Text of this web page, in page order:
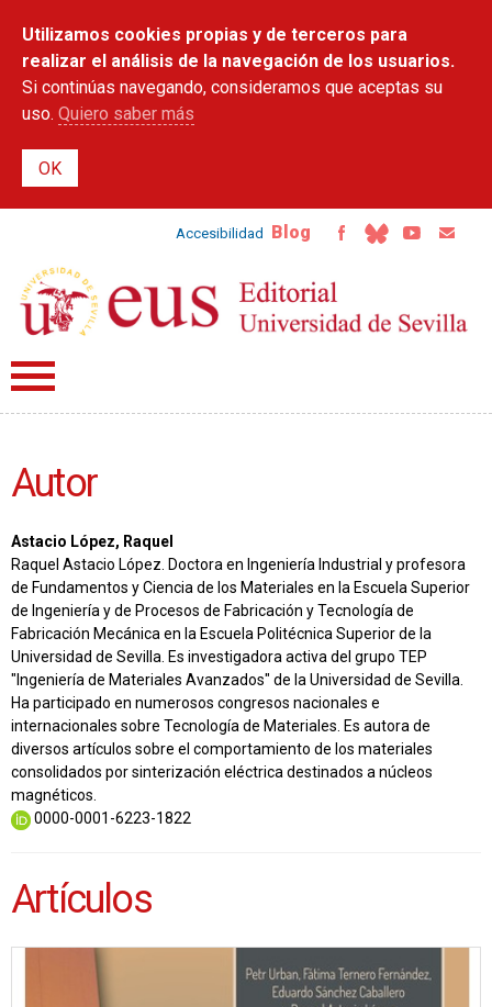
contenido
principal
Utilizamos cookies propias y de terceros para
realizar el análisis de la navegación de los usuarios.
Si continúas navegando, consideramos que aceptas su
uso. Quiero saber más
Accesibilidad Blog
Autor
Astacio López, Raquel
Raquel Astacio López. Doctora en Ingeniería Industrial y profesora
de Fundamentos y Ciencia de los Materiales en la Escuela Superior
de Ingeniería y de Procesos de Fabricación y Tecnología de
Fabricación Mecánica en la Escuela Politécnica Superior de la
Universidad de Sevilla. Es investigadora activa del grupo TEP
"Ingeniería de Materiales Avanzados" de la Universidad de Sevilla.
Ha participado en numerosos congresos nacionales e
internacionales sobre Tecnología de Materiales. Es autora de
diversos artículos sobre el comportamiento de los materiales
consolidados por sinterización eléctrica destinados a núcleos
magnéticos.
0000-0001-6223-1822
Artículos